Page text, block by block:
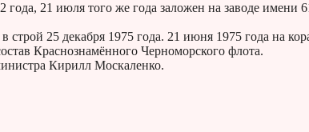
21 июля того же года за­ло­жен на за­во­де имени
строй 25 де­каб­ря 1975 года. 21 июня 1975 года на
Крас­но­зна­мён­но­го Чер­но­мор­ско­го флота.
Ки­рилл Мос­ка­лен­ко.